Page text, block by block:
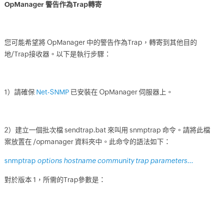
OpManager 警告作為Trap轉寄
您可能希望將 OpManager 中的警告作為Trap，轉寄到其他目的
地/Trap接收器。以下是執行步驟：
1）請確保 Net-SNMP已安裝在 OpManager 伺服器上。
2）建立一個批次檔 sendtrap.bat 來叫用 snmptrap 命令。請將此檔
案放置在 /opmanager 資料夾中。此命令的語法如下：
snmptrap options hostname community trap parameters...
對於版本 1，所需的Trap參數是：